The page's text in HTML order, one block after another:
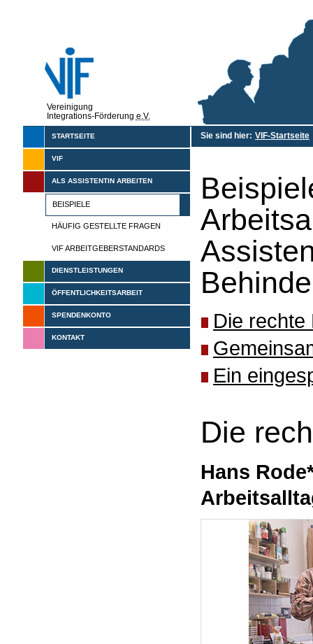
Vereinigung
Integrations-Förderung e.V.
STARTSEITE
VIF
ALS ASSISTENTIN ARBEITEN
BEISPIELE
HÄUFIG GESTELLTE FRAGEN
VIF ARBEITGEBERSTANDARDS
DIENSTLEISTUNGEN
ÖFFENTLICHKEITSARBEIT
SPENDENKONTO
KONTAKT
Sie sind hier: VIF-Startseite
Die rechte
Ein
Die
Hans